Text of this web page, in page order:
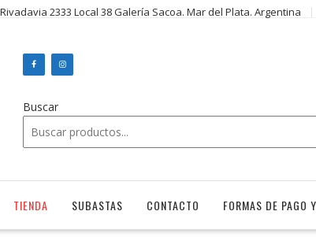
Rivadavia 2333 Local 38 Galería Sacoa. Mar del Plata. Argentina
Buscar
TIENDA SUBASTAS CONTACTO FORMAS DE PAGO